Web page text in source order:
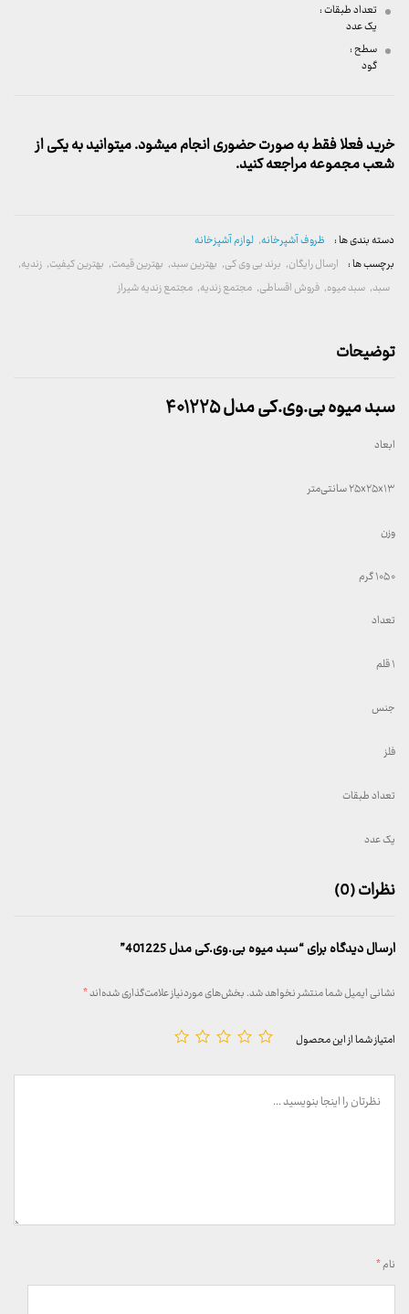
تعداد طبقات :
یک عدد
سطح :
گود
خرید فعلا فقط به صورت حضوری انجام میشود. میتوانید به یکی از
شعب مجموعه مراجعه کنید.
دسته بندی ها : ظروف آشپرخانه, لوازم آشپزخانه
برچسب ها : ارسال رایگان, برند بی وی کی, بهترین سبد, بهترین قیمت, بهترین کیفیت, زندیه,
سبد, سبد میوه, فروش اقساطی, مجتمع زندیه, مجتمع زندیه شیراز
توضیحات
سبد میوه بی.وی.کی مدل ۴۰۱۲۲۵
ابعاد
۲۵x۲۵x۱۳ سانتی‌متر
وزن
۱۰۵۰ گرم
تعداد
۱ قلم
جنس
فلز
تعداد طبقات
یک عدد
نظرات (0)
ارسال دیدگاه برای “سبد میوه بی.وی.کی مدل 401225”
نشانی ایمیل شما منتشر نخواهد شد.بخش‌های موردنیاز علامت‌گذاری شده‌اند*
امتیاز شما از این محصول
نام*